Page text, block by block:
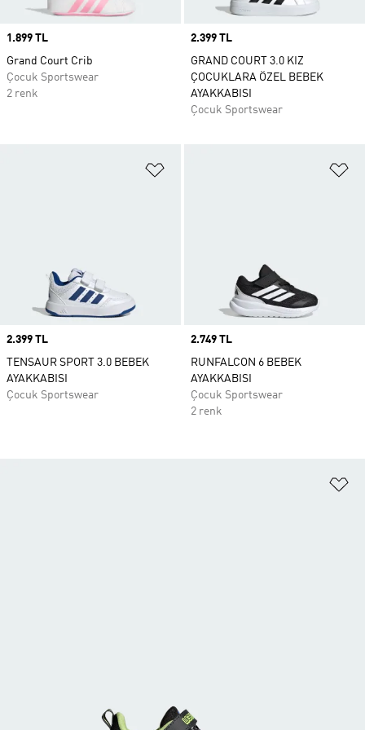
Price
1.899 TL
Grand Court Crib
Çocuk Sportswear
2 renk
Price
2.399 TL
GRAND COURT 3.0 KIZ
ÇOCUKLARA ÖZEL BEBEK
AYAKKABISI
Çocuk Sportswear
Price
2.399 TL
TENSAUR SPORT 3.0 BEBEK
AYAKKABISI
Çocuk Sportswear
Price
2.749 TL
RUNFALCON 6 BEBEK
AYAKKABISI
Çocuk Sportswear
2 renk